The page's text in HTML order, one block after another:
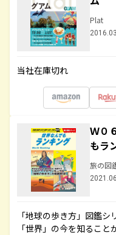
Plat
当社在庫切れ
Ｗ０
もラ
旅の図
「地球の歩き方」図鑑
「世界」の今を知ること